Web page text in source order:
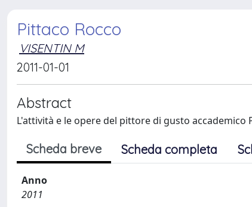
Pittaco Rocco
VISENTIN M
2011-01-01
Abstract
L'attività e le opere del pittore di gusto accademico
Scheda breve Scheda completa
Anno
2011